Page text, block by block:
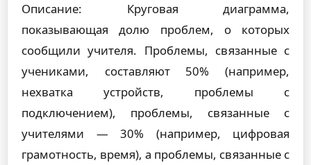
Описание: Круговая диаграмма,
показывающая долю проблем, о которых
сообщили учителя. Проблемы, связанные с
учениками, составляют 50% (например,
нехватка устройств, проблемы с
подключением), проблемы, связанные с
учителями — 30% (например, цифровая
грамотность, время), а проблемы, связанные с